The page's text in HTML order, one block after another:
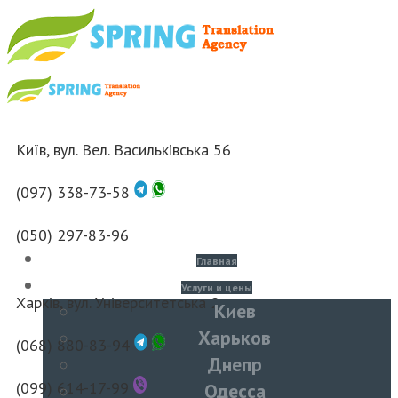
Київ, вул. Вел. Васильківська 56
(097) 338-73-58
(050) 297-83-96
Харків, вул. Університетська 2
(068) 880-83-94
(099) 614-17-99
Главная
Услуги и цены
Киев
Харьков
Днепр
Одесса